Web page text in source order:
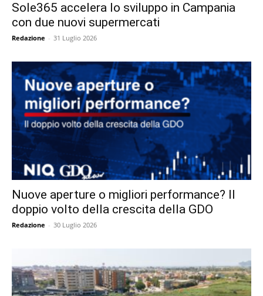
Sole365 accelera lo sviluppo in Campania
con due nuovi supermercati
Redazione - 31 Luglio 2026
Nuove aperture o migliori performance? Il
doppio volto della crescita della GDO
Redazione - 30 Luglio 2026